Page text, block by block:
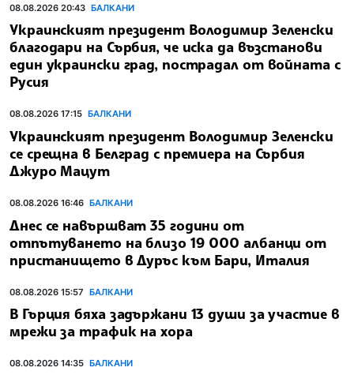
08.08.2026 20:43 БАЛКАНИ
Украинският президент Володимир Зеленски
благодари на Сърбия, че иска да възстанови
един украински град, пострадал от войната с
Русия
08.08.2026 17:15 БАЛКАНИ
Украинският президент Володимир Зеленски
се срещна в Белград с премиера на Сърбия
Джуро Мацут
08.08.2026 16:46 БАЛКАНИ
Днес се навършват 35 години от
отпътуването на близо 19 000 албанци от
пристанището в Дуръс към Бари, Италия
08.08.2026 15:57 БАЛКАНИ
В Гърция бяха задържани 13 души за участие в
мрежи за трафик на хора
08.08.2026 14:35 БАЛКАНИ